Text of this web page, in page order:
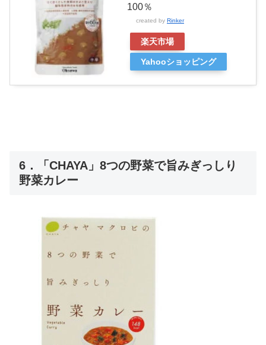
100％
created by Rinker
楽天市場
Yahooショッピング
6．「CHAYA」8つの野菜で旨みぎっしり
野菜カレー